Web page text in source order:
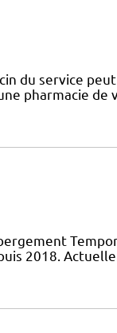
du service
pharmacie de
2018.